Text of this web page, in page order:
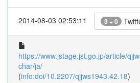
2014-08-03 02:53:11 3 + 0
https://www.jstage.jst.go.jp/article/
char/ja/
(info:doi/10.2207/qjjws1943.42.18)